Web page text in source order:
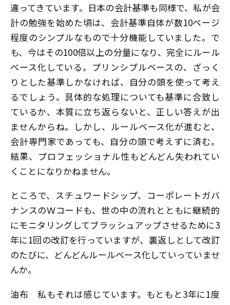
違ってきています。日本の会計基準も同様で、私が会
計の勉強を始めた頃は、会計基準自体が数10ページ
程度のシンプルなもので十分機能していました。で
も、今はその100倍以上の分量になり、完全にルール
ベース化している。プリンシプルベースの、ざっく
りとした基準しかなければ、自分の頭を使って考え
るでしょう。具体的な処理についても基準に合致し
ているか、本質に立ち返らないと、正しい答えが出
ませんからね。しかし、ルールベース化が進むと、
会計専門家であっても、自分の頭で考えずに済む。
結果、プロフェッショナル性もどんどん失われてい
くことになりかねません。
ところで、スチュワードシップ、コーポレートガバ
ナンスのＷコードも、世の中の流れとともに継続的
にモニタリングしてブラッシュアップさせるために3
年に1回の改訂を行っていますが、裏返しとして改訂
のたびに、どんどんルールベース化していっていませ
んか。
油布 私もそれは感じています。もともと3年に1度